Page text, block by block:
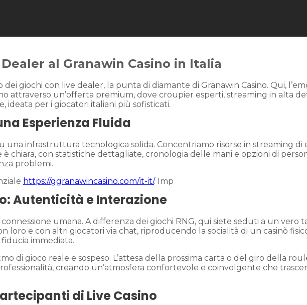
al Granawin Casino in Italia
giochi con live dealer, la punta di diamante di Granawin Casino. Qui,
attraverso un’offerta premium, dove croupier esperti, streaming in alta
ideata per i giocatori italiani più sofisticati.
Esperienza Fluida
una infrastruttura tecnologica solida. Concentriamo risorse in streaming
è chiara, con statistiche dettagliate, cronologia delle mani e opzioni di
problemi.
https://ggranawincasino.com/it-it/. Imp
Autenticità e Interazione
connessione umana. A differenza dei giochi RNG, qui siete seduti a un
loro e con altri giocatori via chat, riproducendo la socialità di un casinò
immediata.
di gioco reale e sospeso. L’attesa della prossima carta o del giro della
creando un’atmosfera confortevole e coinvolgente che
di Live Casino